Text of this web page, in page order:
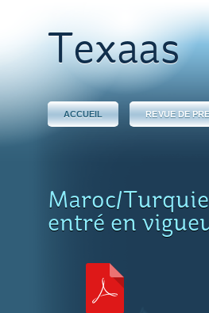
Texaas
ACCUEIL REVUE DE
Maroc/Turquie
entré en